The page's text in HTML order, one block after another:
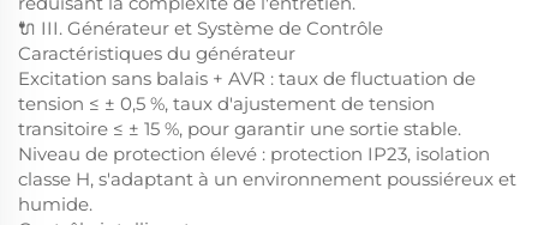
🔌 III. Générateur et Système de Contrôle
Caractéristiques du générateur
Excitation sans balais + AVR : taux de fluctuation de
tension ≤ ± 0,5 %, taux d'ajustement de tension
transitoire ≤ ± 15 %, pour garantir une sortie stable.
Niveau de protection élevé : protection IP23, isolation
classe H, s'adaptant à un environnement poussiéreux et
humide.